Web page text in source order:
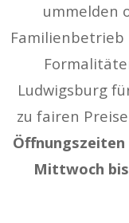
Besigheim
Schnell • Fair
geöffnet
ummelden
Familienbetrieb
Ludwigsburg
zu fairen
Öffnungszeiten
Mittwoch